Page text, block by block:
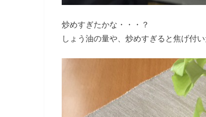
炒めすぎたかな・・・？
しょう油の量や、炒めすぎると焦げ付